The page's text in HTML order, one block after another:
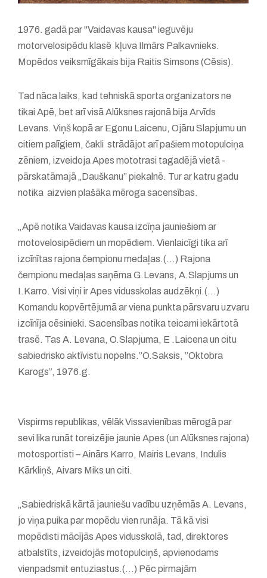
1976. gadā par "Vaidavas kausa" ieguvēju
motorvelosipēdu klasē kļuva Ilmārs Palkavnieks.
Mopēdos veiksmīgākais bija Raitis Simsons (Cēsis).
Tad nāca laiks, kad tehniskā sporta organizators ne
tikai Apē, bet arī visā Alūksnes rajonā bija Arvīds
Levans. Viņš kopā ar Egonu Laicenu, Ojāru Slapjumu un
citiem palīgiem, čakli strādājot arī pašiem motopulciņa
zēniem, izveidoja Apes mototrasi tagadējā vietā -
pārskatāmajā „Dauškanu” piekalnē. Tur ar katru gadu
notika aizvien plašāka mēroga sacensības.
„Apē notika Vaidavas kausa izcīņa jauniešiem ar
motovelosipēdiem un mopēdiem. Vienlaicīgi tika arī
izcīnītas rajona čempionu medaļas.(...) Rajona
čempionu medaļas saņēma G.Levans, A.Slapjums un
I.Karro. Visi viņi ir Apes vidusskolas audzēkņi.(...)
Komandu kopvērtējumā ar viena punkta pārsvaru uzvaru
izcīnīja cēsinieki. Sacensības notika teicami iekārtotā
trasē. Tas A. Levana, O.Slapjuma, E .Laicena un citu
sabiedrisko aktīvistu nopelns.”O.Saksis, ”Oktobra
Karogs”, 1976.g.
Vispirms republikas, vēlāk Vissavienības mērogā par
sevi lika runāt toreizējie jaunie Apes (un Alūksnes rajona)
motosportisti – Ainārs Karro, Mairis Levans, Indulis
Kārkliņš, Aivars Miks un citi.
„Sabiedriskā kārtā jauniešu vadību uzņēmās A. Levans,
jo viņa puika par mopēdu vien runāja. Tā kā visi
mopēdisti mācījās Apes vidusskolā, tad, direktores
atbalstīts, izveidojās motopulciņš, apvienodams
vienpadsmit entuziastus.(...) Pēc pirmajām